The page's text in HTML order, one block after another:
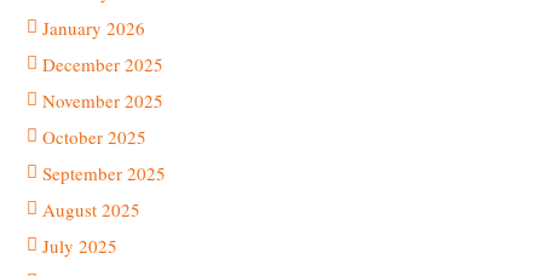
January 2026
December 2025
November 2025
October 2025
September 2025
August 2025
July 2025